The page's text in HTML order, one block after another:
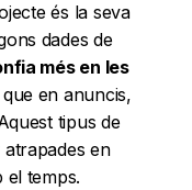
és la seva
dades de
més en les
que en anuncis,
tipus de
en
el temps.